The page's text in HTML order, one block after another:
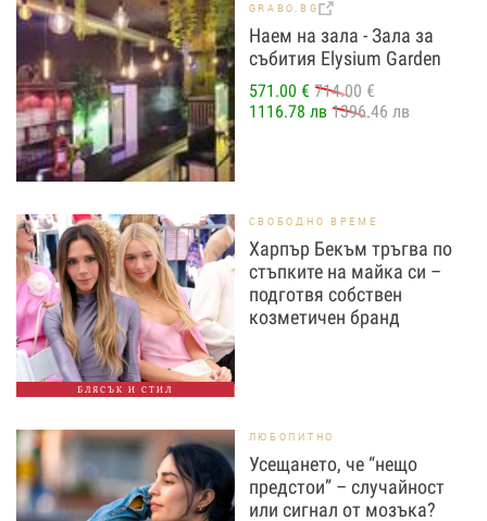
GRABO.BG
Наем на зала - Зала за
събития Elysium Garden
571.00 € 714.00 €
1116.78 лв 1396.46 лв
БЛЯСЪК И СТИЛ
СВОБОДНО ВРЕМЕ
Харпър Бекъм тръгва по
стъпките на майка си –
подготвя собствен
козметичен бранд
ЛЮБОПИТНО
Усещането, че “нещо
предстои” – случайност
или сигнал от мозъка?